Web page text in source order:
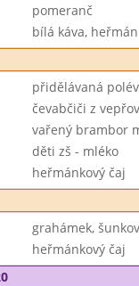
pomeranč
bílá káva,
přidělávaná
čevabčiči z
vařený brambor
děti zš - mléko
heřmánkový čaj
grahámek,
heřmánkový čaj